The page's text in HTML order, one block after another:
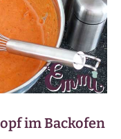
im Backofen